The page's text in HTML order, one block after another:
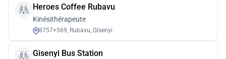
Heroes Coffee Rubavu
Kinésithérapeute
8757+569, Rubavu, Gisenyi
Gisenyi Bus Station